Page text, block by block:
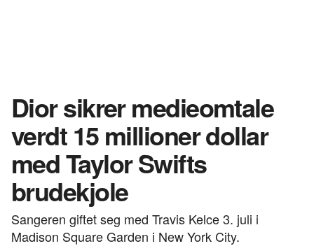
Dior sikrer medieomtale
verdt 15 millioner dollar
med Taylor Swifts
brudekjole
Sangeren giftet seg med Travis Kelce 3. juli i
Madison Square Garden i New York City.